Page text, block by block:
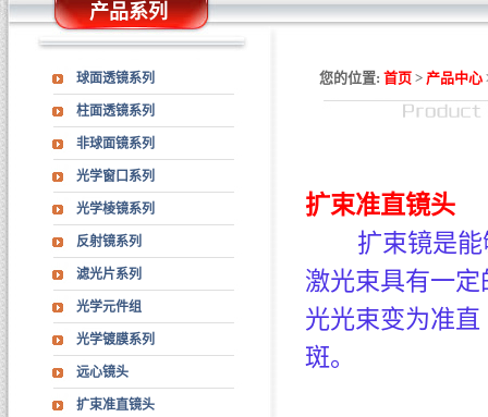
产品系列
球面透镜系列
柱面透镜系列
非球面镜系列
光学窗口系列
光学棱镜系列
反射镜系列
滤光片系列
光学元件组
光学镀膜系列
远心镜头
扩束准直镜头
您的位置: 首页 > 产品中心
扩束准直镜头
扩束镜是
激光束具有一
光光束变为准
斑。